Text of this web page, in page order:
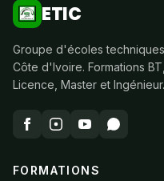
ETIC
Groupe d'écoles
Côte d'Ivoire. Formations
Licence, Master et Ingénieur.
FORMATIONS